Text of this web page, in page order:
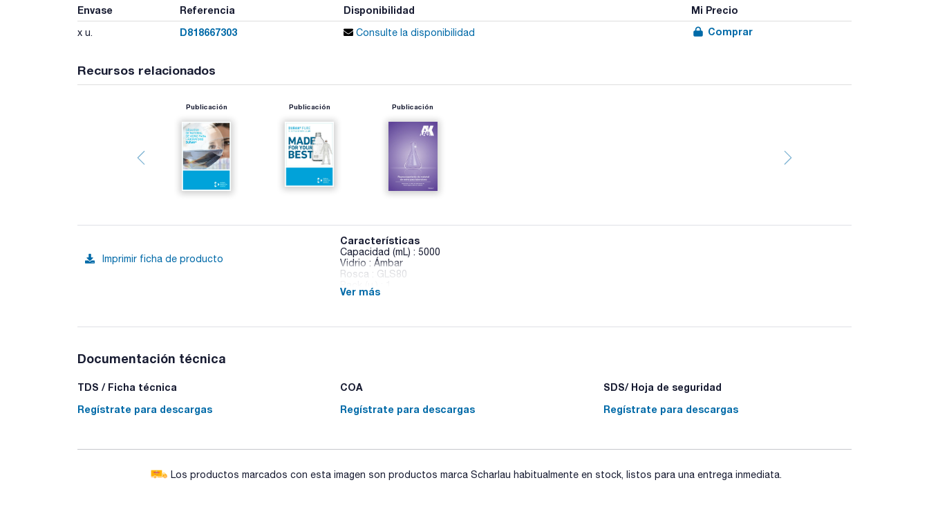
Envase Referencia Disponibilidad Mi Precio
x u. D818667303 Consulte la disponibilidad Comprar
Recursos relacionados
Publicación Publicación Publicación
Imprimir ficha de producto
Características
Capacidad (mL) : 5000
Vidrio : Ámbar
Rosca : GLS80
biotecnológicos; así como el almacenamiento y transporte de APIs, intermediarios para drogas a granel,
Ver más
Documentación técnica
TDS / Ficha técnica
Regístrate para descargas
COA
Regístrate para descargas
SDS/ Hoja de seguridad
Regístrate para descargas
Los productos marcados con esta imagen son productos marca Scharlau habitualmente en stock, listos para una entrega inmediata.